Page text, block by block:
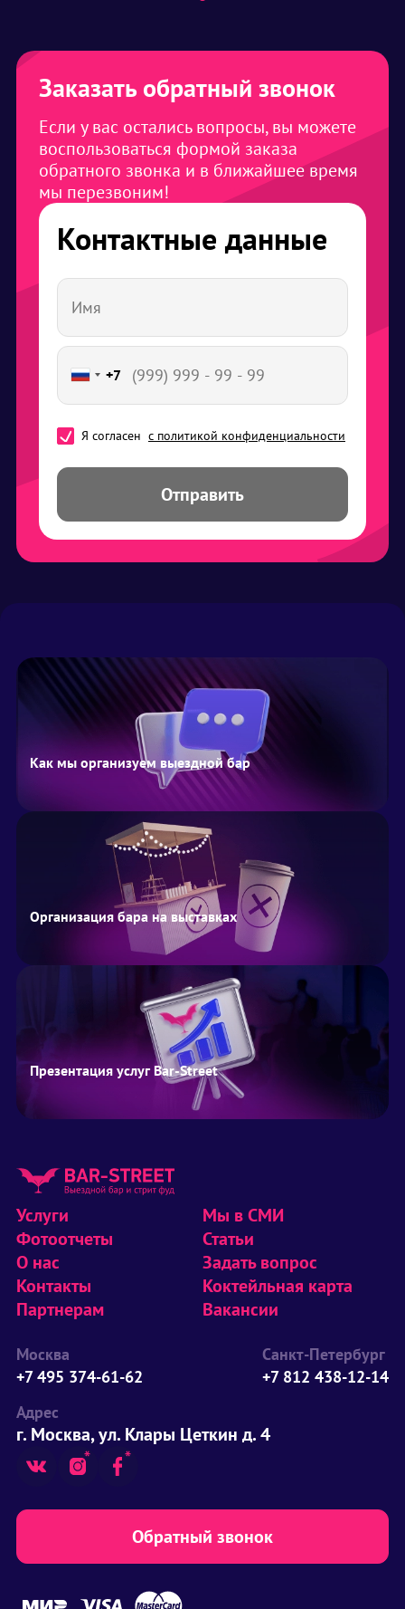
Заказать обратный звонок
Если у вас остались вопросы, вы можете
воспользоваться формой заказа
обратного звонка и в ближайшее время
мы перезвоним!
Контактные данные
+7
Я согласен с политикой конфиденциальности
Отправить
Как мы организуем выездной бар
Организация бара на выставках
Презентация услуг Bar-Street
Услуги
Фотоотчеты
О нас
Контакты
Партнерам
Мы в СМИ
Статьи
Задать вопрос
Коктейльная карта
Вакансии
Москва
+7 495 374-61-62
Санкт-Петербург
+7 812 438-12-14
Адрес
г. Москва, ул. Клары Цеткин д. 4
Обратный звонок